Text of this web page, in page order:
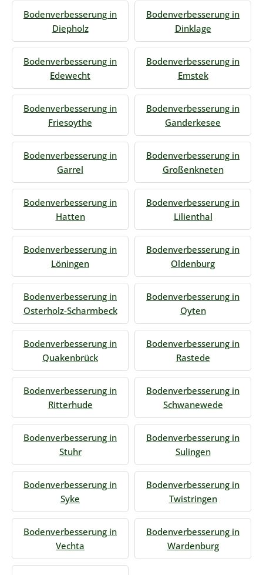
Bodenverbesserung in
Diepholz
Bodenverbesserung in
Dinklage
Bodenverbesserung in
Edewecht
Bodenverbesserung in
Emstek
Bodenverbesserung in
Friesoythe
Bodenverbesserung in
Ganderkesee
Bodenverbesserung in
Garrel
Bodenverbesserung in
Großenkneten
Bodenverbesserung in
Hatten
Bodenverbesserung in
Lilienthal
Bodenverbesserung in
Löningen
Bodenverbesserung in
Oldenburg
Bodenverbesserung in
Osterholz-Scharmbeck
Bodenverbesserung in
Oyten
Bodenverbesserung in
Quakenbrück
Bodenverbesserung in
Rastede
Bodenverbesserung in
Ritterhude
Bodenverbesserung in
Schwanewede
Bodenverbesserung in
Stuhr
Bodenverbesserung in
Sulingen
Bodenverbesserung in
Syke
Bodenverbesserung in
Twistringen
Bodenverbesserung in
Vechta
Bodenverbesserung in
Wardenburg